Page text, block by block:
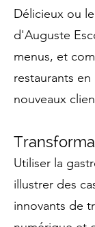
Délicieux ou
d'Auguste
menus, et
restaurants en
nouveaux
Utiliser la
illustrer des
innovants de